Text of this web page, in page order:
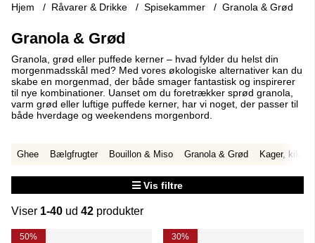
Hjem Råvarer & Drikke Spisekammer Granola & Grød
Granola & Grød
Granola, grød eller puffede kerner – hvad fylder du helst din
morgenmadsskål med? Med vores økologiske alternativer kan du
skabe en morgenmad, der både smager fantastisk og inspirerer
til nye kombinationer. Uanset om du foretrækker sprød granola,
varm grød eller luftige puffede kerner, har vi noget, der passer til
både hverdage og weekendens morgenbord.
Ghee Bælgfrugter Bouillon & Miso Granola & Grød Kager, kiks
Vis filtre
Viser 1-40 ud 42 produkter
Produkter
50% 30%